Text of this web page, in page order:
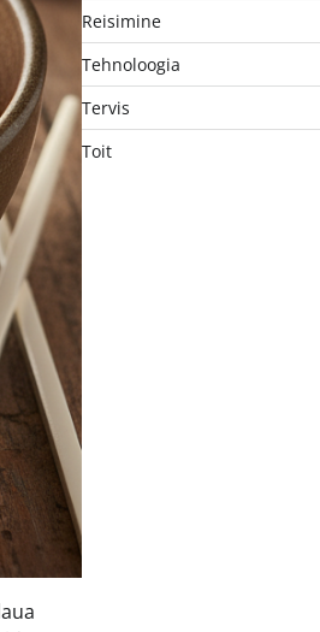
Reisimine
Tehnoloogia
Tervis
Toit